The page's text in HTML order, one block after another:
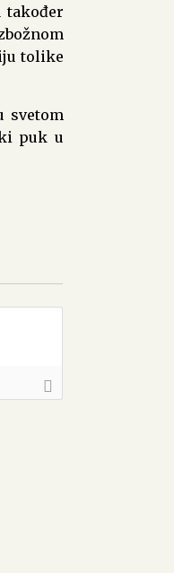
također
tolike
svetom
puk u